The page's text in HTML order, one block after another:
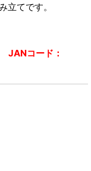
立てです。
JANコード：